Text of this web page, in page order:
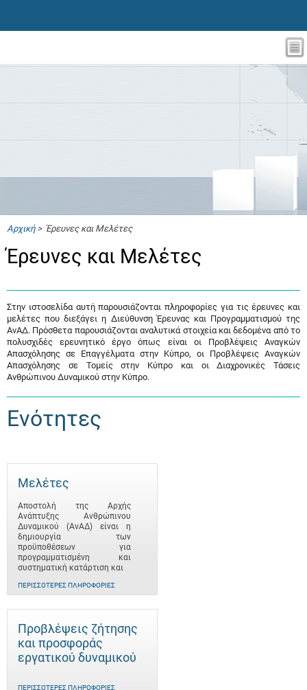
Αρχική> Έρευνες και Μελέτες
Έρευνες και Μελέτες
Στην ιστοσελίδα αυτή παρουσιάζονται πληροφορίες για τις έρευνες και
μελέτες που διεξάγει η Διεύθυνση Έρευνας και Προγραμματισμού της
ΑνΑΔ. Πρόσθετα παρουσιάζονται αναλυτικά στοιχεία και δεδομένα από το
πολυσχιδές ερευνητικό έργο όπως είναι οι Προβλέψεις Αναγκών
Απασχόλησης σε Επαγγέλματα στην Κύπρο, οι Προβλέψεις Αναγκών
Απασχόλησης σε Τομείς στην Κύπρο και οι Διαχρονικές Τάσεις
Ανθρώπινου Δυναμικού στην Κύπρο.
Ενότητες
Μελέτες
Αποστολή της Αρχής
Ανάπτυξης Ανθρώπινου
Δυναμικού (ΑνΑΔ) είναι η
δημιουργία των
προϋποθέσεων για
προγραμματισμένη και
συστηματική κατάρτιση και
ΠΕΡΙΣΣΌΤΕΡΕΣ ΠΛΗΡΟΦΟΡΊΕΣ
Προβλέψεις ζήτησης
και προσφοράς
εργατικού δυναμικού
ΠΕΡΙΣΣΌΤΕΡΕΣ ΠΛΗΡΟΦΟΡΊΕΣ